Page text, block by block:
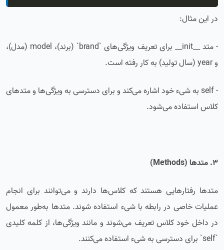
در این مثال:
- متد __init__ برای تعریف ویژگی‌های `brand` (برند)، model (مدل)،
و year (سال تولید) به کار رفته است.
- self به شیء خود اشاره می‌کند و برای دسترسی به ویژگی‌ها و متدهای
کلاس استفاده می‌شود.
3. متدها (Methods)
متدها رفتارهایی هستند که کلاس‌ها دارند و می‌توانند برای انجام
عملیات خاصی در رابطه با شیء استفاده شوند. متدها به‌طور معمول
در داخل خود کلاس تعریف می‌شوند و مانند ویژگی‌ها، از کلمه کلیدی
`self` برای دسترسی به شیء استفاده می‌کنند.